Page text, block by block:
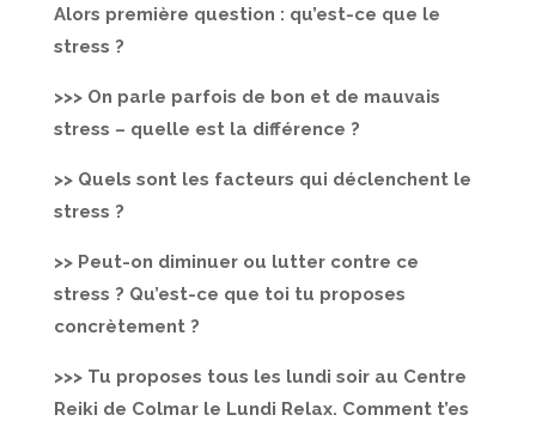
Alors première question : qu’est-ce que le
stress ?
>>> On parle parfois de bon et de mauvais
stress – quelle est la différence ?
>> Quels sont les facteurs qui déclenchent le
stress ?
>> Peut-on diminuer ou lutter contre ce
stress ? Qu’est-ce que toi tu proposes
concrètement ?
>>> Tu proposes tous les lundi soir au Centre
Reiki de Colmar le Lundi Relax. Comment t’es